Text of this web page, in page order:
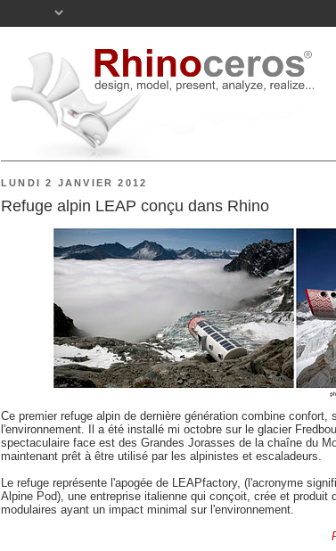
LUNDI 2 JANVIER 2012
Refuge alpin LEAP conçu dans Rhino
Ce premier refuge alpin de dernière génération combine confort,
l'environnement. Il a été installé mi octobre sur le glacier
spectaculaire face est des Grandes Jorasses de la chaîne du
maintenant prêt à être utilisé par les alpinistes et escaladeurs.
Le refuge représente l'apogée de LEAPfactory, (l'acronyme
Alpine Pod), une entreprise italienne qui conçoit, crée et produit
modulaires ayant un impact minimal sur l'environnement.